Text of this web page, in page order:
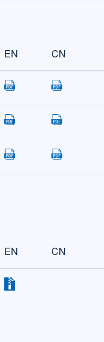
EN CN
EN CN